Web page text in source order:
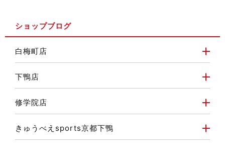
ショップブログ
白梅町店
下鴨店
修学院店
きゅうべえsports京都下鴨